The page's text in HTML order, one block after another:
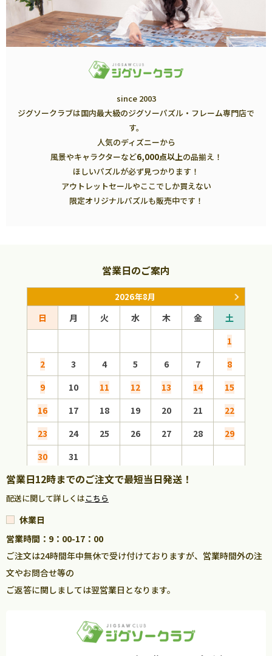
since 2003
ジグソークラブは国内最大級のジグソーパズル・フレーム専門店で
す。
人気のディズニーから
風景やキャラクターなど6,000点以上の品揃え！
ほしいパズルが必ず見つかります！
アウトレットセールやここでしか買えない
限定オリジナルパズルも販売中です！
営業日のご案内
2026年8月
日 月 火 水 木 金
土
1
2
3 4 5 6 7
8
9
10 11 12 13 14
15
16
17 18 19 20 21
22
23
24 25 26 27 28
29
30
31
営業日12時までのご注文で最短当日発送！
配送に関して詳しくはこちら
休業日
営業時間：9：00-17：00
ご注文は24時間年中無休で受け付けておりますが、営業時間外の注
文やお問合せ等の
ご返答に関しましては翌営業日となります。